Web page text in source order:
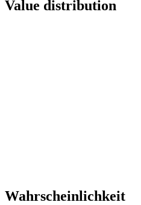
Value distribution
Wahrscheinlichkeit